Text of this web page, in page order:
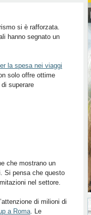
si è rafforzata.
hanno segnato un
la spesa nei viaggi
solo offre ottime
superare
che mostrano un
Si pensa che questo
nel settore.
di milioni di
a Roma. Le